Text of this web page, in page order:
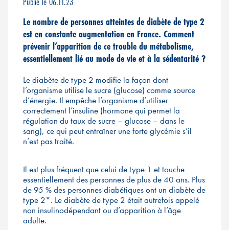
Le nombre de personnes atteintes de diabète de type 2
est en constante augmentation en France. Comment
prévenir l’apparition de ce trouble du métabolisme,
essentiellement lié au mode de vie et à la sédentarité ?
Le diabète de type 2 modifie la façon dont
l’organisme utilise le sucre (glucose) comme source
d’énergie. Il empêche l’organisme d’utiliser
correctement l’insuline (hormone qui permet la
régulation du taux de sucre – glucose – dans le
sang), ce qui peut entraîner une forte glycémie s’il
n’est pas traité.
Il est plus fréquent que celui de type 1 et touche
essentiellement des personnes de plus de 40 ans. Plus
de 95 % des personnes diabétiques ont un diabète de
type 2*. Le diabète de type 2 était autrefois appelé
non insulinodépendant ou d’apparition à l’âge
adulte.